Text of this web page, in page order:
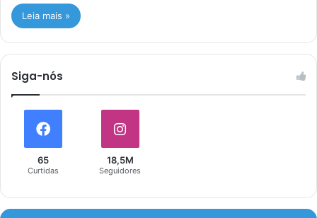
Leia mais »
Siga-nós
65
Curtidas
18,5M
Seguidores